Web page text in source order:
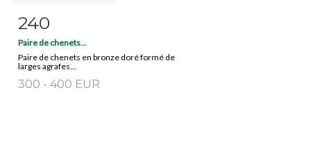
Fiche détaillée
240
Paire de chenets...
Paire de chenets en bronze doré formé de
larges agrafes...
300 - 400 EUR